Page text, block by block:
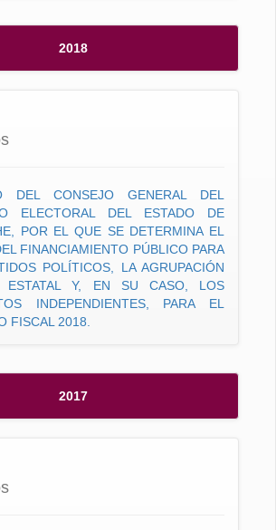
2018
DEL CONSEJO GENERAL DEL
ELECTORAL DEL ESTADO DE
POR EL QUE SE DETERMINA EL
FINANCIAMIENTO PÚBLICO PARA
POLÍTICOS, LA AGRUPACIÓN
ESTATAL Y, EN SU CASO, LOS
INDEPENDIENTES, PARA EL
FISCAL 2018.
2017